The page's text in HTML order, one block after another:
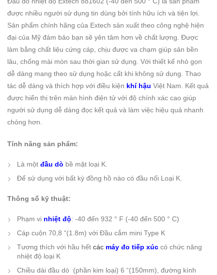
được nhiều người sử dụng tin dùng bởi tính hữu ích và tiện lợi.
Sản phẩm chính hãng của Extech sản xuất theo công nghệ hiện
đại của Mỹ đảm bảo bạn sẽ yên tâm hơn về chất lượng. Được
làm bằng chất liệu cứng cáp, chịu được va chạm giúp sản bền
lâu, chống mài mòn sau thời gian sử dụng. Với thiết kế nhỏ gọn
dễ dàng mang theo sử dụng hoặc cất khi không sử dụng. Thao
tác dễ dàng và thích hợp với điều kiện khí hậu Việt Nam. Kết quả
được hiển thị trên màn hình điện tử với độ chính xác cao giúp
người sử dụng dễ dàng đọc kết quả và làm việc hiệu quả nhanh
chóng hơn.
Tính năng sản phẩm:
Là một đầu dò bề mặt loại K.
Để sử dụng với bất kỳ đồng hồ nào có đầu nối Loại K.
Thông số kỹ thuật:
Phạm vi nhiệt độ: -40 đến 932 ° F (-40 đến 500 ° C)
Cáp cuộn 70,8 “(1.8m) với Đầu cắm mini Type K
Tương thích với hầu hết các máy đo tiếp xúc có chức năng
nhiệt độ loại K
Chiều dài đầu dò (phần kim loại) 6 “(150mm), đường kính